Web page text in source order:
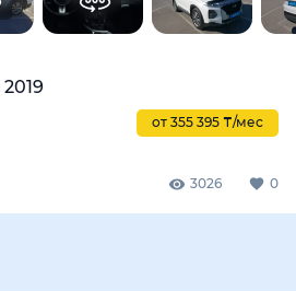
2019
от 355 395 ₸/мес
3026 0